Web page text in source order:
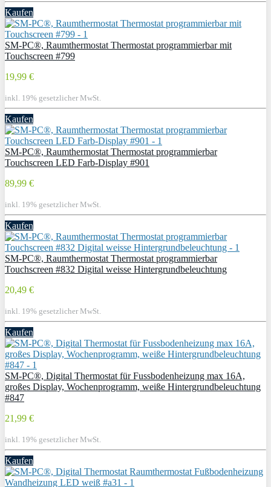
Kaufen
SM-PC®, Raumthermostat Thermostat programmierbar mit
Touchscreen #799
19,99 €
inkl. 19% gesetzlicher MwSt.
Kaufen
SM-PC®, Raumthermostat Thermostat programmierbar
Touchscreen LED Farb-Display #901
89,99 €
inkl. 19% gesetzlicher MwSt.
Kaufen
SM-PC®, Raumthermostat Thermostat programmierbar
Touchscreen #832 Digital weisse Hintergrundbeleuchtung
20,49 €
inkl. 19% gesetzlicher MwSt.
Kaufen
SM-PC®, Digital Thermostat für Fussbodenheizung max 16A,
großes Display, Wochenprogramm, weiße Hintergrundbeleuchtung
#847
21,99 €
inkl. 19% gesetzlicher MwSt.
Kaufen